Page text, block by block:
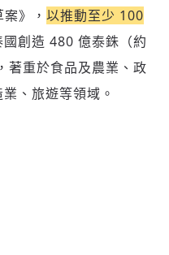
》， 以推動至少 100
國創造 480 億泰銖（約
著重於食品及農業、政
、旅遊等領域。